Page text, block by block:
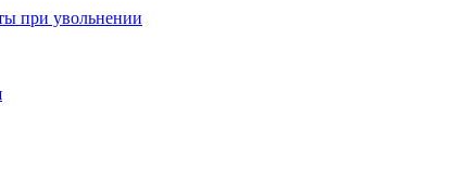
при увольнении